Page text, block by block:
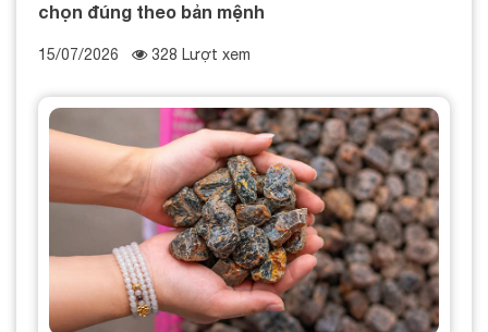
chọn đúng theo bản mệnh
15/07/2026 328 Lượt xem